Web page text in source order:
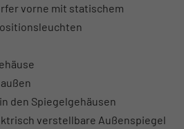
vorne mit statischem
den Spiegelgehäusen
verstellbare Außenspiegel